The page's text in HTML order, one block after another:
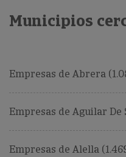
Municipios
Empresas de Abrera
Empresas de Aguilar De
Empresas de Alella